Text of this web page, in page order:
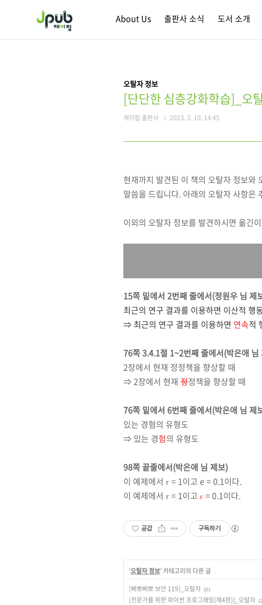
About Us 출판사 소식 도서 소개
오탈자 정보
[단단한 심층강화학습]_오
제이펍 출판사 2023. 2. 10. 14:45
현재까지 발견된 이 책의 오탈자 정보와
말씀을 드립니다. 아래의 오탈자 사항은
이외의 오탈자 정보를 발견하시면 옮
15쪽 밑에서 2번째 줄에서(정원우 님 제
최근의 연구 결과를 이용하면 이산적 행
⇒ 최근의 연구 결과를 이용하면 연속적
76쪽 3.4.1절 1~2번째 줄에서(박은애 님
2장에서 현재 정정책을 향상할 때
⇒2장에서 현재 정정책을 향상할 때
76쪽 밑에서 6번째 줄에서(박은애 님 제
있는 경혐의 유형도
⇒ 있는 경험의 유형도
98쪽 끝줄에서(박은애 님 제보)
이 예제에서 𝜏 = 1이고 e = 0.1이다.
이 예제에서 𝜏 = 1이고 𝜀 = 0.1이다.
공감 구독하기
'오탈자 정보' 카테고리의 다른 글
[삐뽀삐뽀 보안 119]_오탈자 (0)
[전문가를 위한 파이썬 프로그래밍(제4판)]_오탈자